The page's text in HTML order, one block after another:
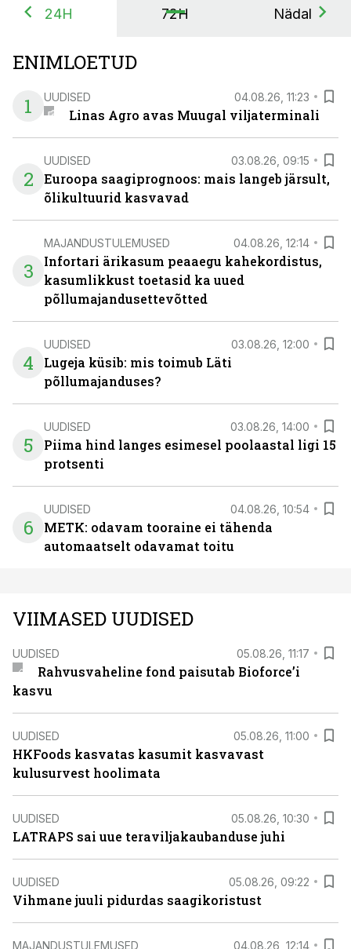
24H 72H Nädal
ENIMLOETUD
1
UUDISED 04.08.26, 11:23
Linas Agro avas Muugal viljaterminali
2
UUDISED 03.08.26, 09:15
Euroopa saagiprognoos: mais langeb järsult,
õlikultuurid kasvavad
3
MAJANDUSTULEMUSED 04.08.26, 12:14
Infortari ärikasum peaaegu kahekordistus,
kasumlikkust toetasid ka uued
põllumajandusettevõtted
4
UUDISED 03.08.26, 12:00
Lugeja küsib: mis toimub Läti
põllumajanduses?
5
UUDISED 03.08.26, 14:00
Piima hind langes esimesel poolaastal ligi 15
protsenti
6
UUDISED 04.08.26, 10:54
METK: odavam tooraine ei tähenda
automaatselt odavamat toitu
VIIMASED UUDISED
UUDISED 05.08.26, 11:17
Rahvusvaheline fond paisutab Bioforce’i
kasvu
UUDISED 05.08.26, 11:00
HKFoods kasvatas kasumit kasvavast
kulusurvest hoolimata
UUDISED 05.08.26, 10:30
LATRAPS sai uue teraviljakaubanduse juhi
UUDISED 05.08.26, 09:22
Vihmane juuli pidurdas saagikoristust
MAJANDUSTULEMUSED 04.08.26, 12:14